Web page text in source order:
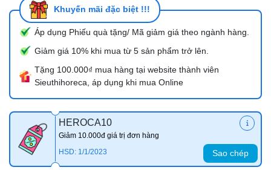
Khuyến mãi đặc biệt !!!
Áp dụng Phiếu quà tặng/ Mã giảm giá theo ngành hàng.
Giảm giá 10% khi mua từ 5 sản phẩm trở lên.
Tặng 100.000₫ mua hàng tại website thành viên
Sieuthihoreca, áp dụng khi mua Online
HEROCA10
Giảm 10.000đ giá trị đơn hàng
HSD: 1/1/2023
Sao chép